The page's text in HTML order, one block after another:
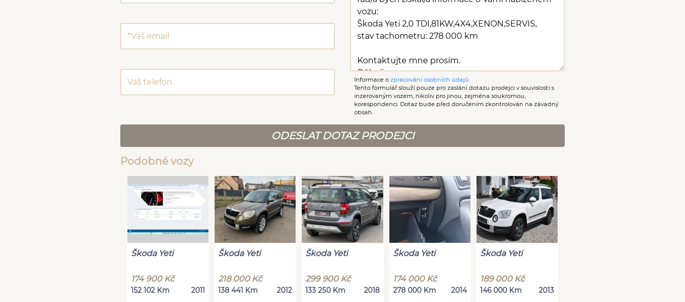
Informace o zpracování osobních údajů
Tento formulář slouží pouze pro zaslání dotazu prodejci v souvislosti s
inzerovaným vozem, nikoliv pro jinou, zejména soukromou,
korespondenci. Dotaz bude před doručením zkontrolován na závadný
obsah.
ODESLAT DOTAZ PRODEJCI
Podobné vozy
Škoda Yeti
174 900 Kč
152 102 Km 2011
Škoda Yeti
218 000 Kč
138 441 Km 2012
Škoda Yeti
299 900 Kč
133 250 Km 2018
Škoda Yeti
174 000 Kč
278 000 Km 2014
Škoda Yeti
189 000 Kč
146 000 Km 2013